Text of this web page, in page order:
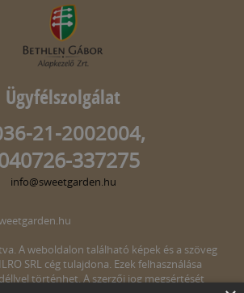
Ügyfélszolgálat
21-2002004,
337275
info@sweetgarden.hu
A weboldalon található képek és a szöveg
SRL cég tulajdona. Ezek felhasználása
történhet. A szerzői jog megsértését